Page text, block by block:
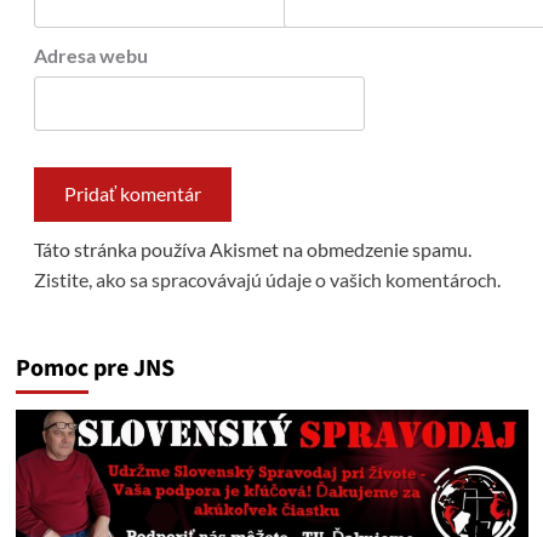
Adresa webu
Táto stránka používa Akismet na obmedzenie spamu.
Zistite, ako sa spracovávajú údaje o vašich komentároch.
Pomoc pre JNS